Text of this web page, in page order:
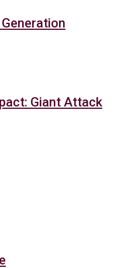
Giant Attack